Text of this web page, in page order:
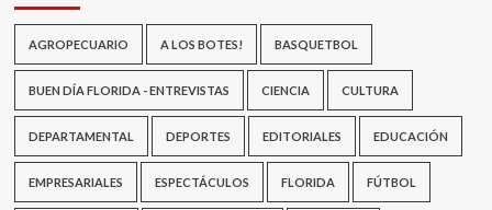
AGROPECUARIO A LOS BOTES! BASQUETBOL
BUEN DÍA FLORIDA - ENTREVISTAS CIENCIA CULTURA
DEPARTAMENTAL DEPORTES EDITORIALES EDUCACIÓN
EMPRESARIALES ESPECTÁCULOS FLORIDA FÚTBOL